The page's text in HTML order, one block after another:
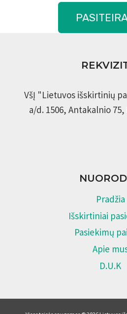
VšĮ "Lietuvos išskirtinių
a/d. 1506, Antakalnio
Pradžia
Išskirtiniai
Pasiekimų
Apie
D.U.K